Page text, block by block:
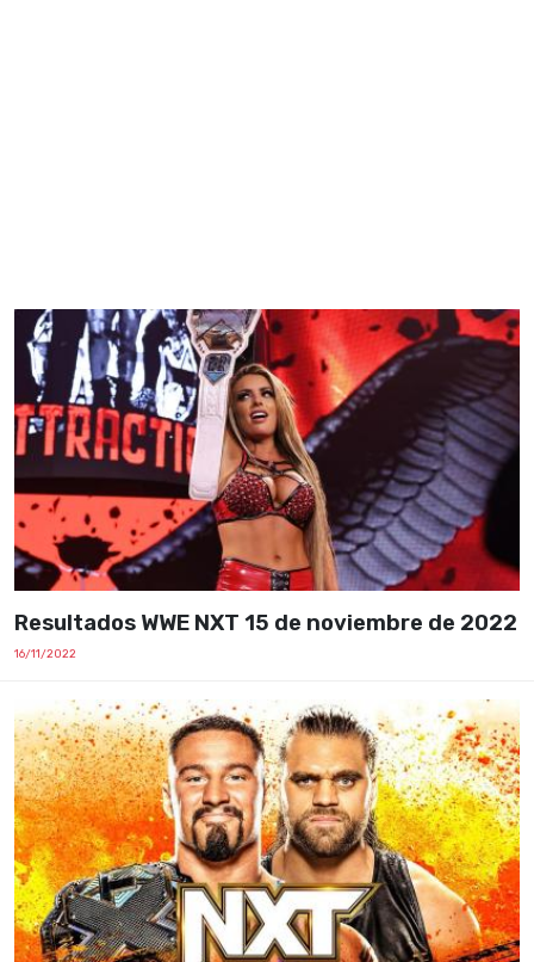
Resultados WWE NXT 15 de noviembre de 2022
16/11/2022